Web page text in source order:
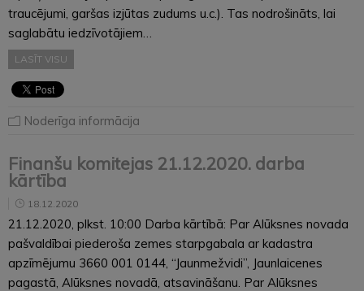
traucējumi, garšas izjūtas zudums u.c.). Tas nodrošināts, lai
saglabātu iedzīvotājiem…
LASĪT VISU
Noderīga informācija
Finanšu komitejas 21.12.2020. darba
kārtība
18.12.2020
21.12.2020, plkst. 10:00 Darba kārtībā: Par Alūksnes novada
pašvaldībai piederoša zemes starpgabala ar kadastra
apzīmējumu 3660 001 0144, “Jaunmežvidi”, Jaunlaicenes
pagastā, Alūksnes novadā, atsavināšanu. Par Alūksnes